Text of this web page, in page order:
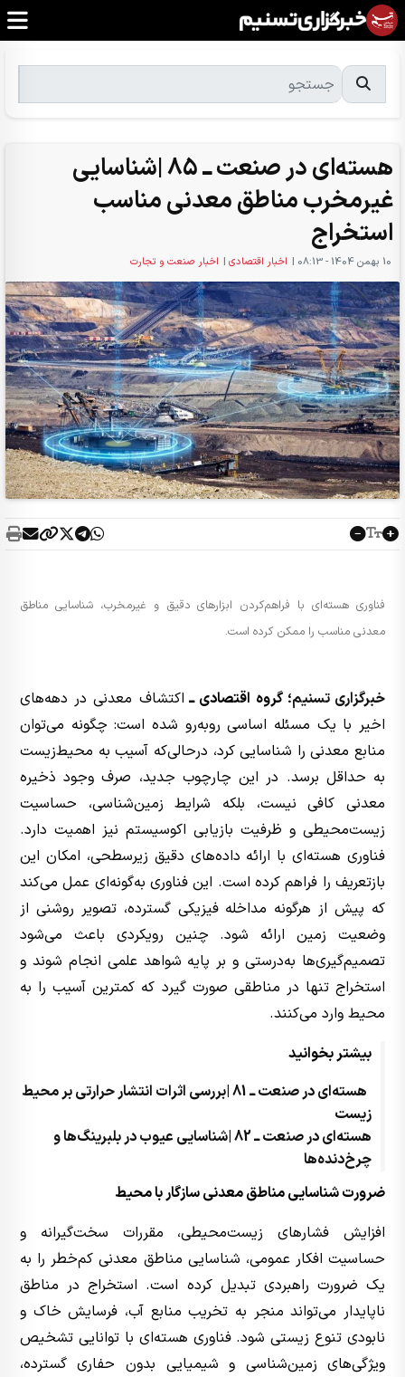
هسته‌ای در صنعت ــ 85 |شناسایی
غیرمخرب مناطق معدنی مناسب
استخراج
10 بهمن 1404 - 08:13 | اخبار اقتصادی | اخبار صنعت و تجارت
فناوری هسته‌ای با فراهم‌کردن ابزارهای دقیق و غیرمخرب، شناسایی مناطق
معدنی مناسب را ممکن کرده است.
خبرگزاری تسنیم؛ گروه اقتصادی ــ اکتشاف معدنی در دهه‌های
اخیر با یک مسئله اساسی روبه‌رو شده است: چگونه می‌توان
منابع معدنی را شناسایی کرد، درحالی‌که آسیب به محیط‌زیست
به حداقل برسد. در این چارچوب جدید، صرف وجود ذخیره
معدنی کافی نیست، بلکه شرایط زمین‌شناسی، حساسیت
زیست‌محیطی و ظرفیت بازیابی اکوسیستم نیز اهمیت دارد.
فناوری هسته‌ای با ارائه داده‌های دقیق زیرسطحی، امکان این
بازتعریف را فراهم کرده است. این فناوری به‌گونه‌ای عمل می‌کند
که پیش از هرگونه مداخله فیزیکی گسترده، تصویر روشنی از
وضعیت زمین ارائه شود. چنین رویکردی باعث می‌شود
تصمیم‌گیری‌ها به‌درستی و بر پایه شواهد علمی انجام شوند و
استخراج تنها در مناطقی صورت گیرد که کمترین آسیب را به
محیط وارد می‌کنند.
بیشتر بخوانید
هسته‌ای در صنعت ــ 81 |بررسی اثرات انتشار حرارتی بر محیط
زیست
هسته‌ای در صنعت ــ 82 |شناسایی عیوب در بلبرینگ‌ها و
چرخ‌دنده‌ها
ضرورت شناسایی مناطق معدنی سازگار با محیط
افزایش فشارهای زیست‌محیطی، مقررات سخت‌گیرانه و
حساسیت افکار عمومی، شناسایی مناطق معدنی کم‌خطر را به
یک ضرورت راهبردی تبدیل کرده است. استخراج در مناطق
ناپایدار می‌تواند منجر به تخریب منابع آب، فرسایش خاک و
نابودی تنوع زیستی شود. فناوری هسته‌ای با توانایی تشخیص
ویژگی‌های زمین‌شناسی و شیمیایی بدون حفاری گسترده،